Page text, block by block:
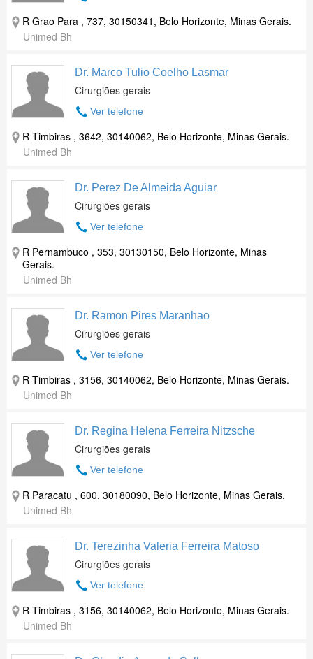
R Grao Para , 737, 30150341, Belo Horizonte, Minas Gerais.
Unimed Bh
Dr. Marco Tulio Coelho Lasmar
Cirurgiões gerais
Ver telefone
R Timbiras , 3642, 30140062, Belo Horizonte, Minas Gerais.
Unimed Bh
Dr. Perez De Almeida Aguiar
Cirurgiões gerais
Ver telefone
R Pernambuco , 353, 30130150, Belo Horizonte, Minas
Gerais.
Unimed Bh
Dr. Ramon Pires Maranhao
Cirurgiões gerais
Ver telefone
R Timbiras , 3156, 30140062, Belo Horizonte, Minas Gerais.
Unimed Bh
Dr. Regina Helena Ferreira Nitzsche
Cirurgiões gerais
Ver telefone
R Paracatu , 600, 30180090, Belo Horizonte, Minas Gerais.
Unimed Bh
Dr. Terezinha Valeria Ferreira Matoso
Cirurgiões gerais
Ver telefone
R Timbiras , 3156, 30140062, Belo Horizonte, Minas Gerais.
Unimed Bh